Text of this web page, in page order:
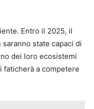
Entro il 2025, il
state capaci di
dei loro ecosistemi
faticherà a competere